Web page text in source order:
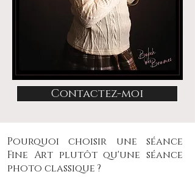
Contactez-moi
Pourquoi choisir une séance
Fine Art plutôt qu'une séance
photo classique ?